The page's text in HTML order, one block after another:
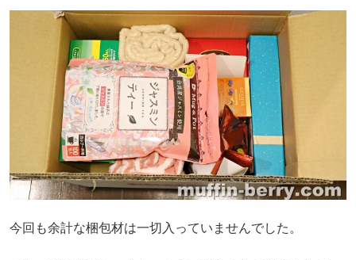
今回も余計な梱包材は一切入っていませんでした。